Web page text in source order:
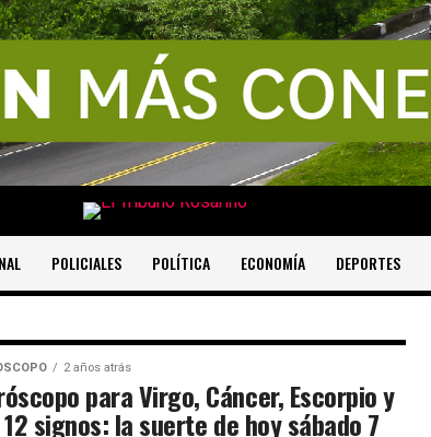
POLICIALES POLÍTICA ECONOMÍA DEPORTES
2 años atrás
para Virgo, Cáncer, Escorpio y
signos: la suerte de hoy sábado 7